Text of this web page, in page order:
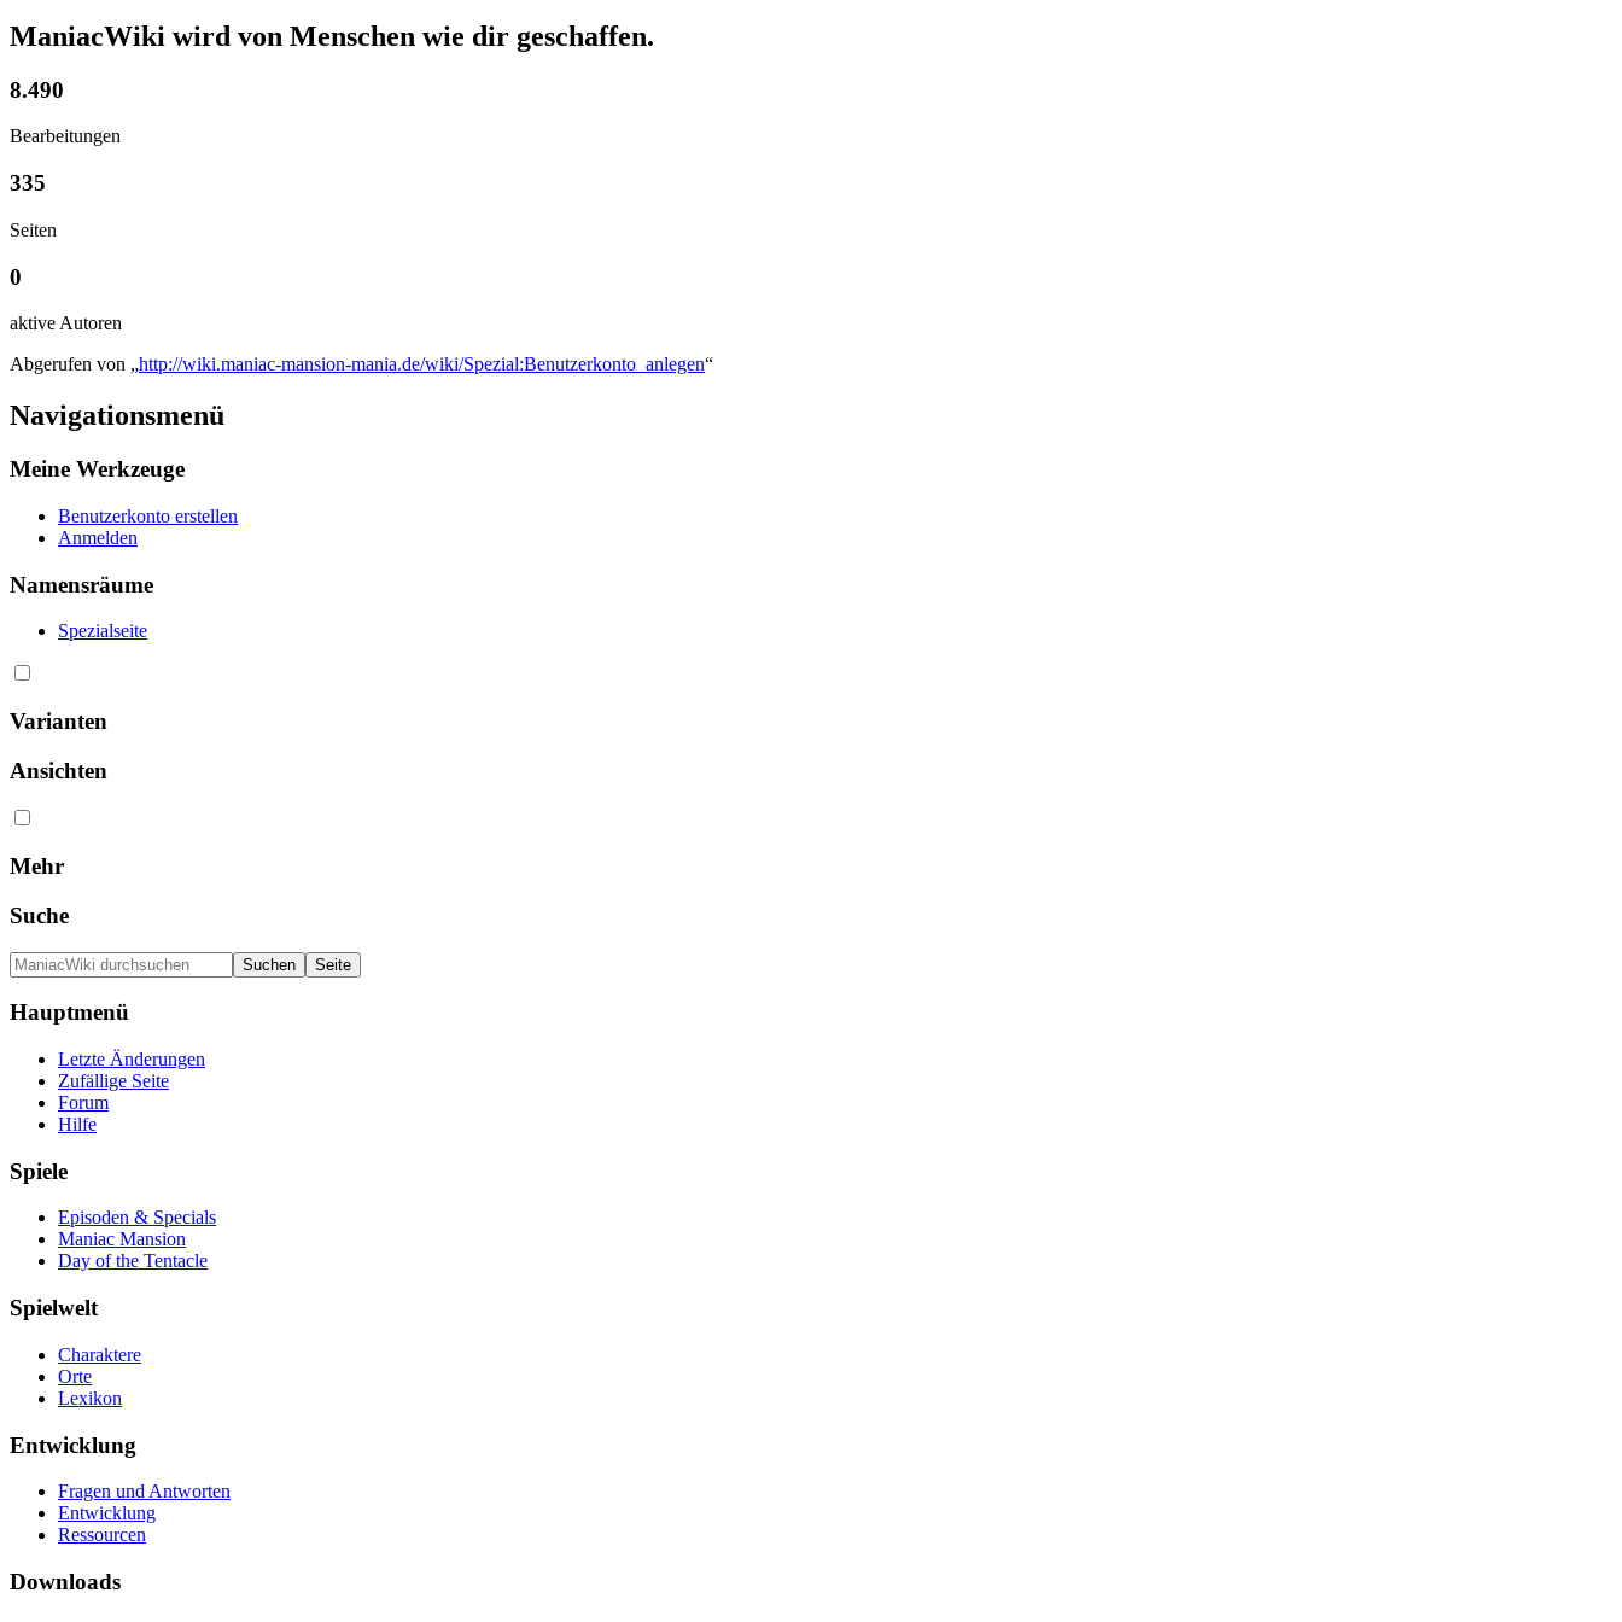
ManiacWiki wird von Menschen wie dir geschaffen.
8.490
Bearbeitungen
335
Seiten
0
aktive Autoren
Abgerufen von „http://wiki.maniac-mansion-mania.de/wiki/Spezial:Benutzerkonto_anlegen“
Navigationsmenü
Meine Werkzeuge
Benutzerkonto erstellen
Anmelden
Namensräume
Spezialseite
Varianten
Ansichten
Mehr
Suche
Hauptmenü
Letzte Änderungen
Zufällige Seite
Forum
Hilfe
Spiele
Episoden & Specials
Maniac Mansion
Day of the Tentacle
Spielwelt
Charaktere
Orte
Lexikon
Entwicklung
Fragen und Antworten
Entwicklung
Ressourcen
Downloads